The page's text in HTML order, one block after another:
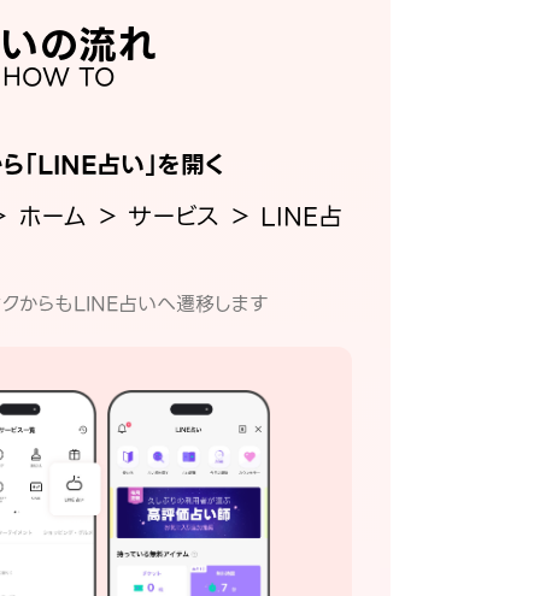
の流れ
HOW TO
「LINE占い」を開く
ホーム ＞ サービス ＞ LINE占
からもLINE占いへ遷移します